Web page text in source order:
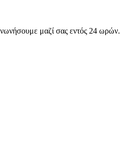
μαζί σας εντός 24 ωρών.